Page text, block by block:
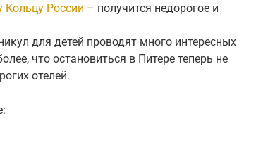
Кольцу России – получится недорогое и
для детей проводят много интересных
что остановиться в Питере теперь не
отелей.